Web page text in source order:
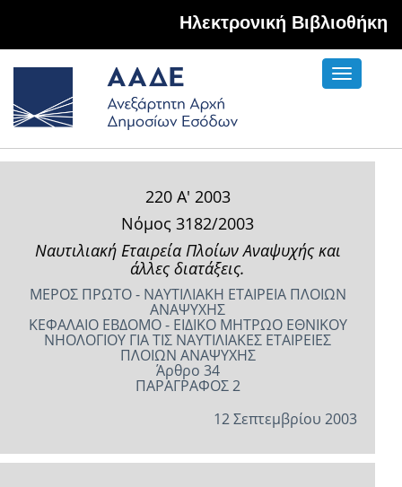
Hλεκτρονική Βιβλιοθήκη
Toggle
220 Α' 2003
Νόμος 3182/2003
Ναυτιλιακή Εταιρεία Πλοίων Αναψυχής και
άλλες διατάξεις.
ΜΕΡΟΣ ΠΡΩΤΟ - ΝΑΥΤΙΛΙΑΚΗ ΕΤΑΙΡΕΙΑ ΠΛΟΙΩΝ
ΑΝΑΨΥΧΗΣ
ΚΕΦΑΛΑΙΟ ΕΒΔΟΜΟ - ΕΙΔΙΚΟ ΜΗΤΡΩΟ ΕΘΝΙΚΟΥ
ΝΗΟΛΟΓΙΟΥ ΓΙΑ ΤΙΣ ΝΑΥΤΙΛΙΑΚΕΣ ΕΤΑΙΡΕΙΕΣ
ΠΛΟΙΩΝ ΑΝΑΨΥΧΗΣ
Άρθρο 34
ΠΑΡΑΓΡΑΦΟΣ 2
12 Σεπτεμβρίου 2003